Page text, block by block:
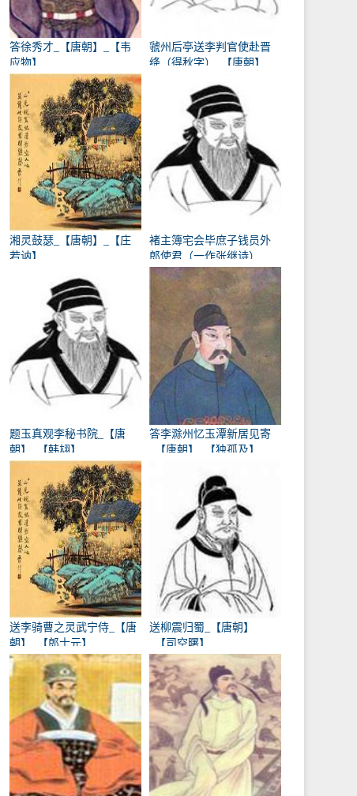
答徐秀才_【唐朝】_【韦
应物】
虢州后亭送李判官使赴晋
绛（得秋字）_【唐朝】
湘灵鼓瑟_【唐朝】_【庄
若讷】
褚主簿宅会毕庶子钱员外
郎使君（一作张继诗）
_【唐朝】_【韩翃】
题玉真观李秘书院_【唐
朝】_【韩翃】
答李滁州忆玉潭新居见寄
_【唐朝】_【独孤及】
送李骑曹之灵武宁侍_【唐
朝】_【郎士元】
送柳震归蜀_【唐朝】
_【司空曙】